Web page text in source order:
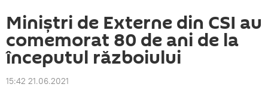
Miniștri de Externe din CSI au
comemorat 80 de ani de la
începutul războiului
15:42 21.06.2021